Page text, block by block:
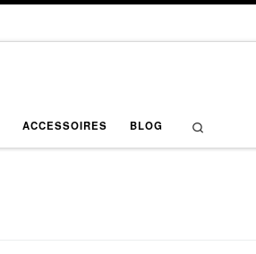
ACCESSOIRES BLOG